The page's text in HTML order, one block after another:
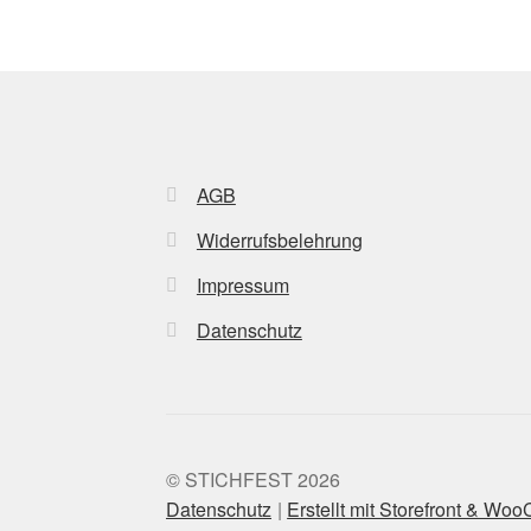
AGB
Widerrufsbelehrung
Impressum
Datenschutz
© STICHFEST 2026
Datenschutz
Erstellt mit Storefront &